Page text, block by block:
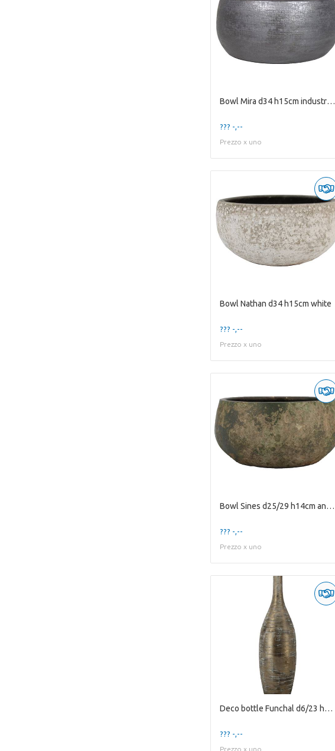
Bowl Mira d34 h15cm industrial black
??? -,--
Prezzo x uno
Bowl Nathan d34 h15cm white
??? -,--
Prezzo x uno
Bowl Sines d25/29 h14cm antique green
??? -,--
Prezzo x uno
Deco bottle Funchal d6/23 h80cm brown
??? -,--
Prezzo x uno